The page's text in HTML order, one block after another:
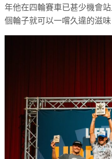
年他在四輪賽車已甚少機會
個輪子就可以一嚐久違的滋味